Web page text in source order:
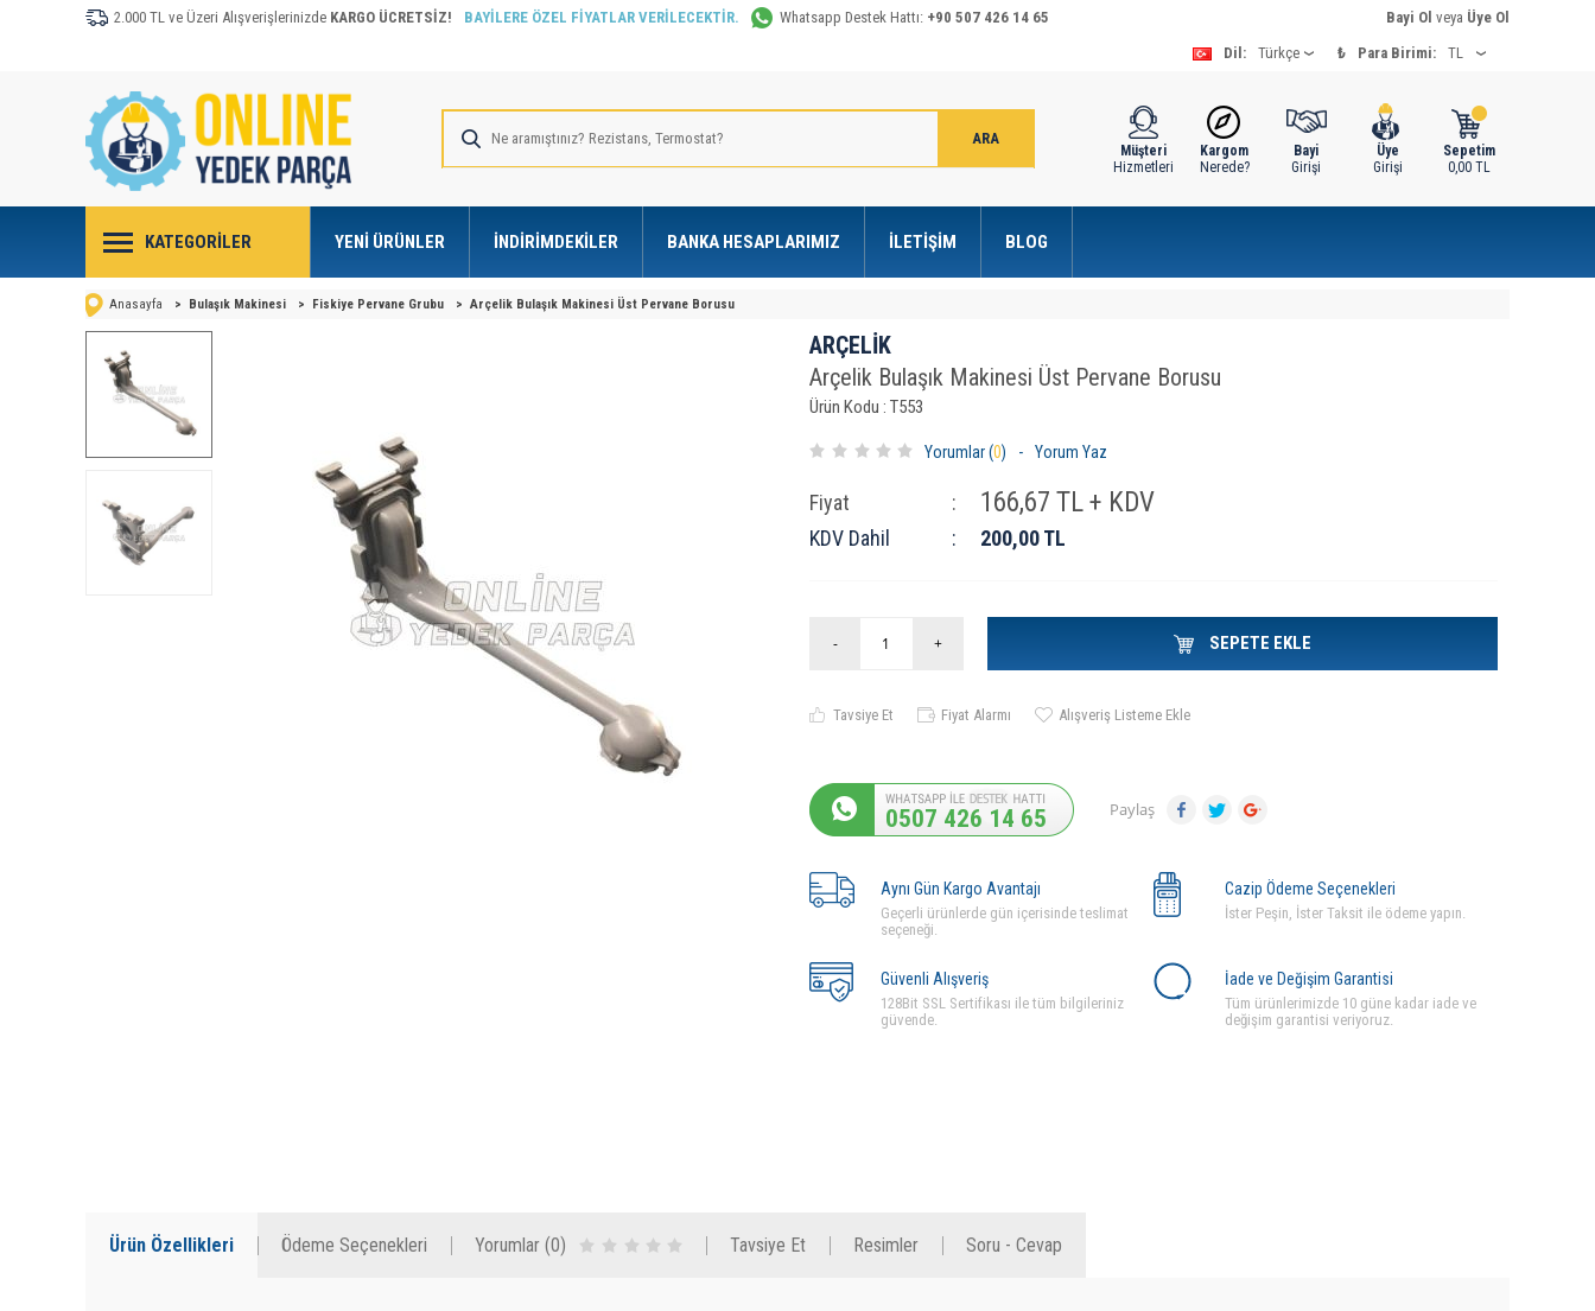
2.000 TL ve Üzeri Alışverişlerinizde KARGO ÜCRETSİZ! BAYİLERE ÖZEL FİYATLAR VERİLECEKTİR. Whatsapp Destek Hattı: +90 507 426 14 65 Bayi Ol veya Üye Ol
Dil:
₺ Para Birimi:
Sepetim
0,00TL
Üye
Girişi
Bayi
Girişi
Kargom
Nerede?
Müşteri
Hizmetleri
KATEGORILER YENI ÜRÜNLER İNDIRIMDEKILER BANKA HESAPLARIMIZ İLETIŞIM BLOG
Anasayfa > Bulaşık Makinesi > Fiskiye Pervane Grubu > Arçelik Bulaşık Makinesi Üst Pervane Borusu
ARÇELİK
Arçelik Bulaşık Makinesi Üst Pervane Borusu
Ürün Kodu : T553
Yorumlar (0) - Yorum Yaz
Fiyat : 166,67 TL + KDV
KDV Dahil : 200,00TL
- + SEPETE EKLE
Tavsiye Et Fiyat Alarmı Alışveriş Listeme Ekle
0507 426 14 65 Paylaş
Aynı Gün Kargo Avantajı
Geçerli ürünlerde gün içerisinde teslimat
seçeneği.
Cazip Ödeme Seçenekleri
İster Peşin, İster Taksit ile ödeme yapın.
Güvenli Alışveriş
128Bit SSL Sertifikası ile tüm bilgileriniz
güvende.
İade ve Değişim Garantisi
Tüm ürünlerimizde 10 güne kadar iade ve
değişim garantisi veriyoruz.
Ürün Özellikleri Ödeme Seçenekleri Yorumlar (0) Tavsiye Et Resimler Soru - Cevap